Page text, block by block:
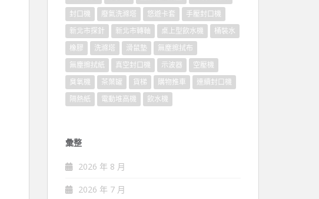
封口機
廢氣洗滌塔 悠遊卡套
手壓封口機
新北市探針
新北市轉軸 桌上型飲水機
桶裝水
橡膠
洗滌塔 滑鼠墊
無塵擦拭布
無塵擦拭紙
真空封口機 示波器
空壓機
臭氧機
茶葉罐 貨梯 購物推車
連續封口機
隔熱紙
電動堆高機 飲水機
彙整
2026 年 8 月
2026 年 7 月